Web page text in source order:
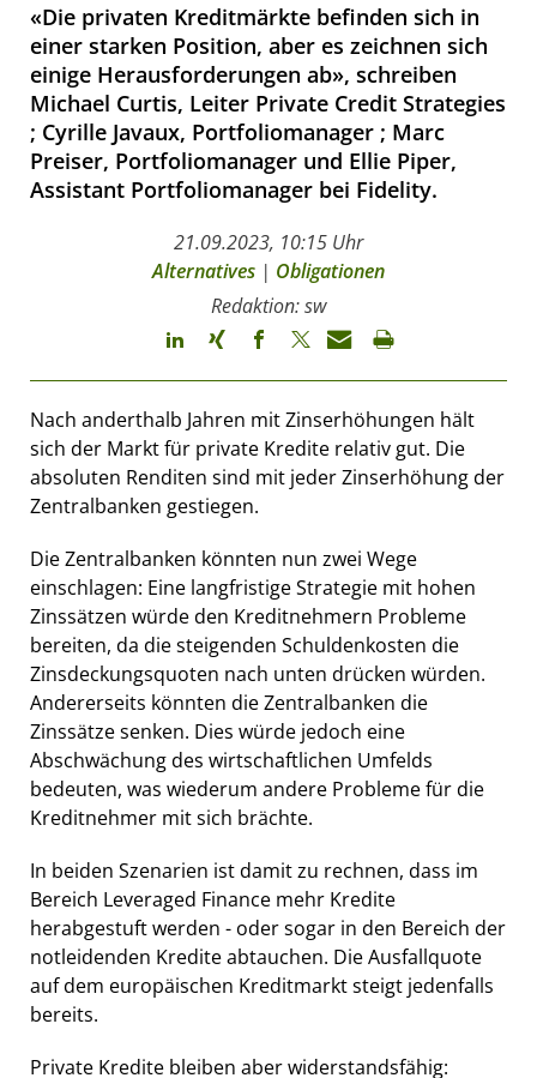
«Die privaten Kreditmärkte befinden sich in
einer starken Position, aber es zeichnen sich
einige Herausforderungen ab», schreiben
Michael Curtis, Leiter Private Credit Strategies
; Cyrille Javaux, Portfoliomanager ; Marc
Preiser, Portfoliomanager und Ellie Piper,
Assistant Portfoliomanager bei Fidelity.
21.09.2023, 10:15 Uhr
Alternatives | Obligationen
Redaktion: sw
Nach anderthalb Jahren mit Zinserhöhungen hält
sich der Markt für private Kredite relativ gut. Die
absoluten Renditen sind mit jeder Zinserhöhung der
Zentralbanken gestiegen.
Die Zentralbanken könnten nun zwei Wege
einschlagen: Eine langfristige Strategie mit hohen
Zinssätzen würde den Kreditnehmern Probleme
bereiten, da die steigenden Schuldenkosten die
Zinsdeckungsquoten nach unten drücken würden.
Andererseits könnten die Zentralbanken die
Zinssätze senken. Dies würde jedoch eine
Abschwächung des wirtschaftlichen Umfelds
bedeuten, was wiederum andere Probleme für die
Kreditnehmer mit sich brächte.
In beiden Szenarien ist damit zu rechnen, dass im
Bereich Leveraged Finance mehr Kredite
herabgestuft werden - oder sogar in den Bereich der
notleidenden Kredite abtauchen. Die Ausfallquote
auf dem europäischen Kreditmarkt steigt jedenfalls
bereits.
Private Kredite bleiben aber widerstandsfähig: